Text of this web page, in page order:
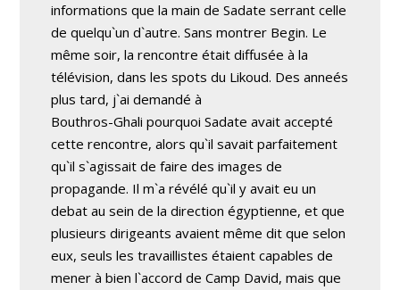
informations que la main de Sadate serrant celle
de quelqu`un d`autre. Sans montrer Begin. Le
même soir, la rencontre était diffusée à la
télévision, dans les spots du Likoud. Des anneés
plus tard, j`ai demandé à
Bouthros-Ghali pourquoi Sadate avait accepté
cette rencontre, alors qu`il savait parfaitement
qu`il s`agissait de faire des images de
propagande. Il m`a révélé qu`il y avait eu un
debat au sein de la direction égyptienne, et que
plusieurs dirigeants avaient même dit que selon
eux, seuls les travaillistes étaient capables de
mener à bien l`accord de Camp David, mais que